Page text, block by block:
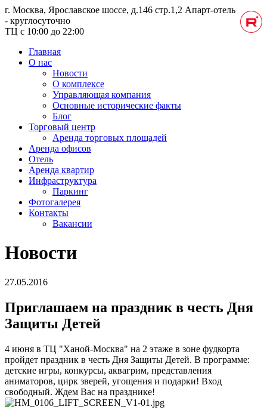
г. Москва, Ярославское шоссе, д.146 стр.1,2 Апарт-отель
- круглосуточно
ТЦ с 10:00 до 22:00
Главная
О нас
Новости
О комплексе
Управляющая компания
Основные исторические факты
Блог
Торговый центр
Аренда торговых площадей
Аренда офисов
Отель
Аренда квартир
Инфраструктура
Паркинг
Фотогалерея
Контакты
Вакансии
Новости
27.05.2016
Приглашаем на праздник в честь Дня
Защиты Детей
4 июня в ТЦ "Ханой-Москва" на 2 этаже в зоне фудкорта
пройдет праздник в честь Дня Защиты Детей. В программе:
детские игры, конкурсы, аквагрим, представления
аниматоров, цирк зверей, угощения и подарки! Вход
свободный. Ждем Вас на празднике!